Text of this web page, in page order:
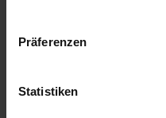
Sie auf «Cookie-
klicken. Ihre
gemeldet und haben
unserer
Präferenzen
Statistiken
Zulässige Betriebstemperatur